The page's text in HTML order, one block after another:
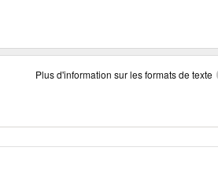
Plus d'information sur les formats de texte